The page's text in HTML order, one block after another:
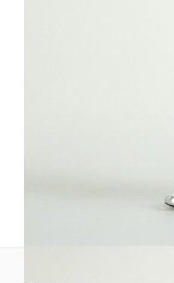
Ten produkt nie ma